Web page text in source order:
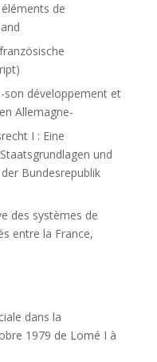
de
-son développement et
Allemagne-
I : Eine
und
Bundesrepublik
des systèmes de
entre la France,
dans la
1979 de Lomé I à